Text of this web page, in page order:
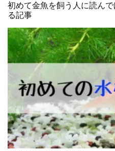
初めて金魚を飼う人に読ん
る記事